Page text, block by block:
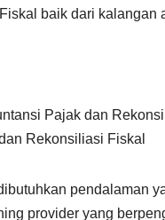
baik dari kalangan
Pajak dan
Rekonsiliasi Fiskal
pendalaman
provider yang